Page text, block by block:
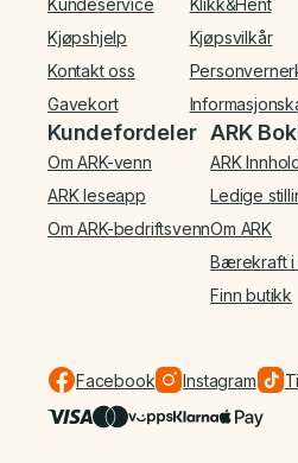
Kundeservice
Kjøpshjelp
Kontakt oss
Gavekort
Klikk&Hent
Kjøpsvilkår
Kundefordeler
Om ARK-venn
ARK leseapp
Om ARK-bedriftsvenn
ARK
ARK
Ledige
Om ARK
Bærekraft i
Finn butikk
Facebook Instagram